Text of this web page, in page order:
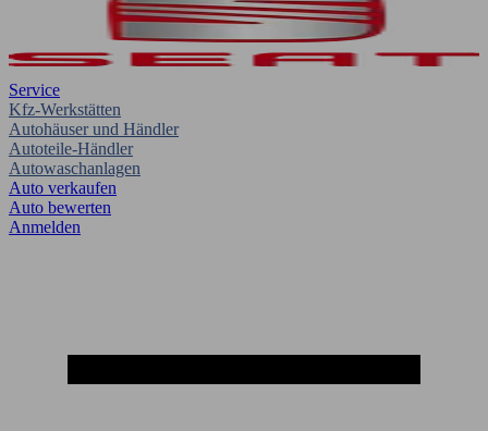
Service
Kfz-Werkstätten
Autohäuser und Händler
Autoteile-Händler
Autowaschanlagen
Auto verkaufen
Auto bewerten
Anmelden